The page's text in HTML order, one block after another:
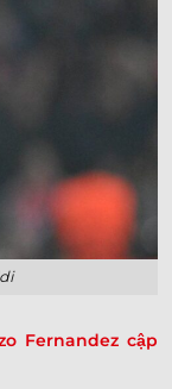
Fernandez cập